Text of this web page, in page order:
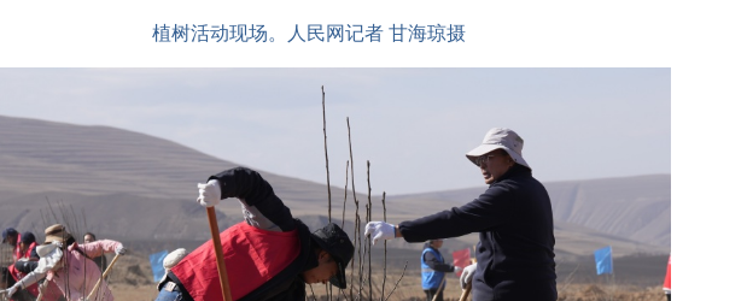
植树活动现场。人民网记者 甘海琼摄